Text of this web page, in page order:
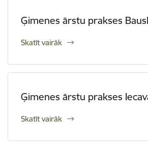
Ģimenes ārstu prakses
Skatīt vairāk
Ģimenes ārstu prakses
Skatīt vairāk